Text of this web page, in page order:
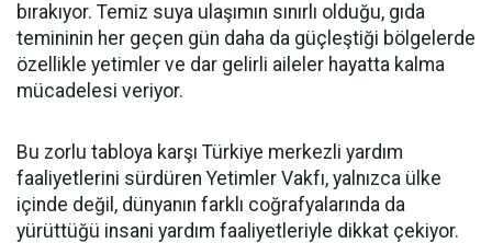
bırakıyor. Temiz suya ulaşımın sınırlı olduğu, gıda
temininin her geçen gün daha da güçleştiği bölgelerde
özellikle yetimler ve dar gelirli aileler hayatta kalma
mücadelesi veriyor.
Bu zorlu tabloya karşı Türkiye merkezli yardım
faaliyetlerini sürdüren Yetimler Vakfı, yalnızca ülke
içinde değil, dünyanın farklı coğrafyalarında da
yürüttüğü insani yardım faaliyetleriyle dikkat çekiyor.